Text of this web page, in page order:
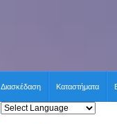
Διασκέδαση Καταστήματα